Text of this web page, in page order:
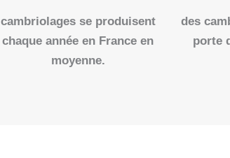
cambriolages se produisent
chaque année en France en
moyenne.
des
porte